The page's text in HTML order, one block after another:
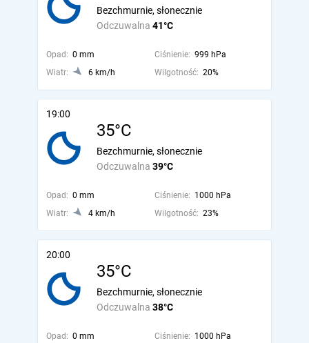
Odczuwalna 41°C
Bezchmurnie, słonecznie
Opad: 0 mm Ciśnienie: 999 hPa
Wiatr:
6 km/h Wilgotność: 20%
19:00
35°C
Odczuwalna 39°C
Bezchmurnie, słonecznie
Opad: 0 mm Ciśnienie: 1000 hPa
Wiatr:
4 km/h Wilgotność: 23%
20:00
35°C
Odczuwalna 38°C
Bezchmurnie, słonecznie
Opad: 0 mm Ciśnienie: 1000 hPa